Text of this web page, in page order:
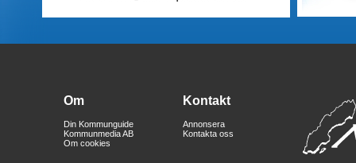
Om
Din Kommunguide
Kommunmedia AB
Om cookies
Kontakt
Annonsera
Kontakta oss